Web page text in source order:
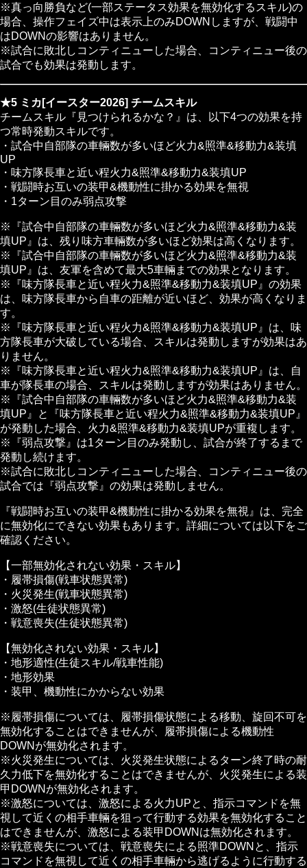
※真っ向勝負など(一部ステータス効果を無効化するスキル)の
場合、操作フェイズ中は表示上のみDOWNしますが、戦闘中
はDOWNの影響はありません。
※試合に敗北しコンティニューした場合、コンティニュー後の
試合でも効果は発動します。
★5 ミカ[イースター2026] チームスキル
チームスキル『見つけられるかな？』は、以下4つの効果を持
つ常時発動スキルです。
・試合中自部隊の車輛数が多いほど火力&照準&移動力&装填
UP
・味方隊長車と近い程火力&照準&移動力&装填UP
・戦闘時お互いの装甲&機動性に掛かる効果を無視
・1ターン目のみ弱点攻撃
※『試合中自部隊の車輛数が多いほど火力&照準&移動力&装
填UP』は、残り味方車輛数が多いほど効果は高くなります。
※『試合中自部隊の車輛数が多いほど火力&照準&移動力&装
填UP』は、友軍を含めて最大5車輛までの効果となります。
※『味方隊長車と近い程火力&照準&移動力&装填UP』の効果
は、味方隊長車から自車の距離が近いほど、効果が高くなりま
す。
※『味方隊長車と近い程火力&照準&移動力&装填UP』は、味
方隊長車が大破している場合、スキルは発動しますが効果はあ
りません。
※『味方隊長車と近い程火力&照準&移動力&装填UP』は、自
車が隊長車の場合、スキルは発動しますが効果はありません。
※『試合中自部隊の車輛数が多いほど火力&照準&移動力&装
填UP』と『味方隊長車と近い程火力&照準&移動力&装填UP』
が発動した場合、火力&照準&移動力&装填UPが重複します。
※『弱点攻撃』は1ターン目のみ発動し、試合が終了するまで
発動し続けます。
※試合に敗北しコンティニューした場合、コンティニュー後の
試合では『弱点攻撃』の効果は発動しません。
『戦闘時お互いの装甲&機動性に掛かる効果を無視』は、完全
に無効化にできない効果もあります。詳細については以下をご
確認ください。
【一部無効化されない効果・スキル】
・履帯損傷(戦車状態異常)
・火災発生(戦車状態異常)
・激怒(生徒状態異常)
・戦意喪失(生徒状態異常)
【無効化されない効果・スキル】
・地形適性(生徒スキル/戦車性能)
・地形効果
・装甲、機動性にかからない効果
※履帯損傷については、履帯損傷状態による移動、旋回不可を
無効化することはできませんが、履帯損傷による機動性
DOWNが無効化されます。
※火災発生については、火災発生状態によるターン終了時の耐
久力低下を無効化することはできませんが、火災発生による装
甲DOWNが無効化されます。
※激怒については、激怒による火力UPと、指示コマンドを無
視して近くの相手車輛を狙って行動する効果を無効化すること
はできませんが、激怒による装甲DOWNは無効化されます。
※戦意喪失については、戦意喪失による照準DOWNと、指示
コマンドを無視して近くの相手車輛から逃げるように行動する